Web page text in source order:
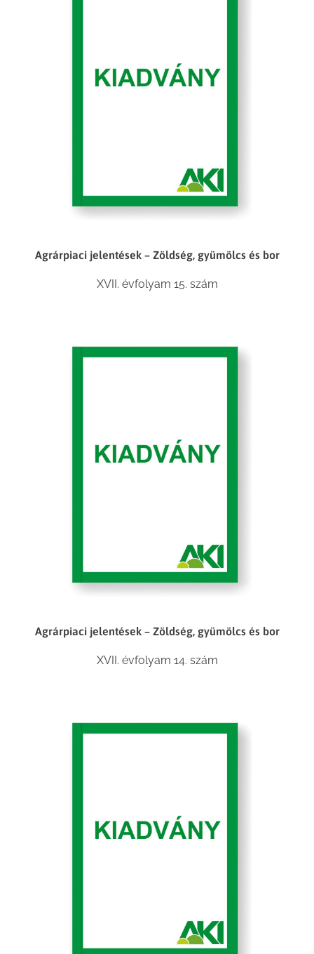
Agrárpiaci jelentések – Zöldség, gyümölcs és bor
XVII. évfolyam 15. szám
Agrárpiaci jelentések – Zöldség, gyümölcs és bor
XVII. évfolyam 14. szám